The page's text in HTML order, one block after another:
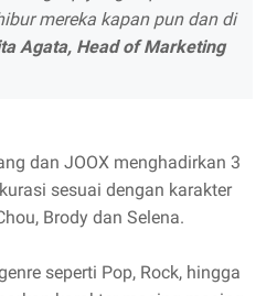
mereka kapan pun dan di
Agata, Head of Marketing
dan JOOX menghadirkan 3
sesuai dengan karakter
Brody dan Selena.
seperti Pop, Rock, hingga